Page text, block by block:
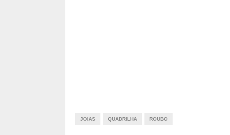
JOIAS QUADRILHA ROUBO